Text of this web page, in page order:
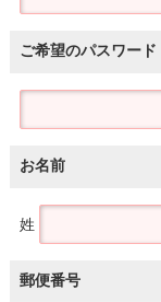
ご希望のパスワード
お名前
姓
郵便番号